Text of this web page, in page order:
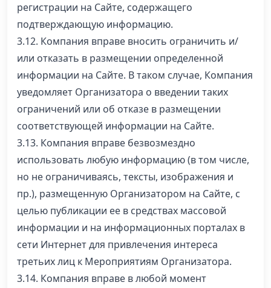
регистрации на Сайте, содержащего
подтверждающую информацию.
3.12. Компания вправе вносить ограничить и/
или отказать в размещении определенной
информации на Сайте. В таком случае, Компания
уведомляет Организатора о введении таких
ограничений или об отказе в размещении
соответствующей информации на Сайте.
3.13. Компания вправе безвозмездно
использовать любую информацию (в том числе,
но не ограничиваясь, тексты, изображения и
пр.), размещенную Организатором на Сайте, с
целью публикации ее в средствах массовой
информации и на информационных порталах в
сети Интернет для привлечения интереса
третьих лиц к Мероприятиям Организатора.
3.14. Компания вправе в любой момент